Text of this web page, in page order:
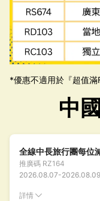
*優惠不適用於『超值
中
全線中長旅行團每位
推廣碼 RZ164
2026.08.07-2026.08.09
詳情